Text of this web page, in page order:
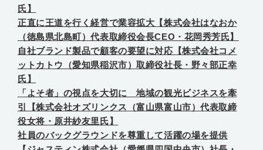
氏】
正直に王道を行く経営で業容拡大【株式会社はなおか
（徳島県北島町）代表取締役会長CEO・花岡秀芳氏】
自社ブランド製品で顧客の要望に対応【株式会社コメ
ットカトウ（愛知県稲沢市）取締役社長・野々部正幸
氏】
「よそ者」の視点を大切に 地域の観光ビジネスを牽
引【株式会社オズリンクス（富山県富山市）代表取締
役女将・原井紗友里氏】
社員のバックグラウンドを尊重して活躍の場を提供